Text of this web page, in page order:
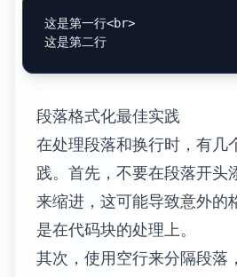
这是第一行<br>
段落格式化最佳实践
在处理段落和换行时，有几
践。首先，不要在段落开头
来缩进，这可能导致意外的
是在代码块的处理上。
其次，使用空行来分隔段落